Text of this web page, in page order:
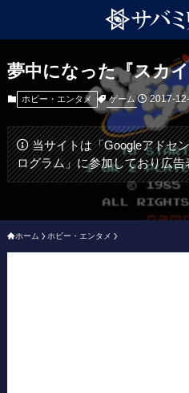
夢中になった『スカ
ホビー・エンタメ ゲーム 2017-
当サイトは「Googleアドセ
ログラム」に参加しており広
ホーム ホビー・エンタメ